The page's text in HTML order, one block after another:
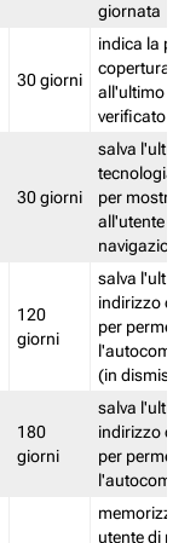
giornata
30 giorni
indica la
copertura
all'ultimo
verificato
30 giorni
salva l'ultima
tecnologia
per
all'utente
navigazione
120
giorni
salva l'ultimo
indirizzo di
per
(in
180
giorni
salva l'ultimo
indirizzo di
per
memorizza
utente di